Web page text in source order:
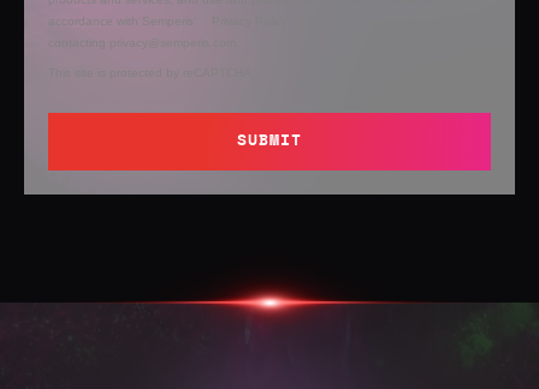
accordance with Semperis’
contacting privacy@semperis.com.
This site is protected by reCAPTCHA.
SUBMIT